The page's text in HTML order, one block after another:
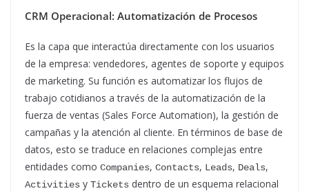
CRM Operacional: Automatización de Procesos
Es la capa que interactúa directamente con los usuarios
de la empresa: vendedores, agentes de soporte y equipos
de marketing. Su función es automatizar los flujos de
trabajo cotidianos a través de la automatización de la
fuerza de ventas (Sales Force Automation), la gestión de
campañas y la atención al cliente. En términos de base de
datos, esto se traduce en relaciones complejas entre
entidades como Companies, Contacts, Leads, Deals,
Activities y Tickets dentro de un esquema relacional